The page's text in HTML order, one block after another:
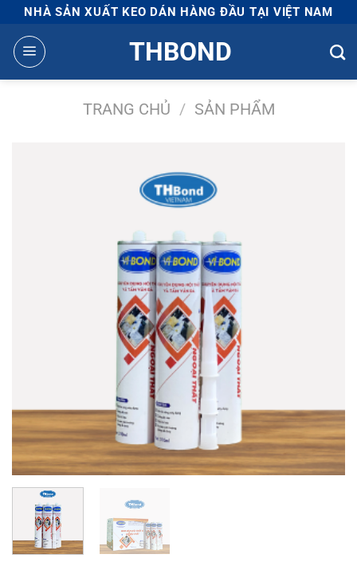
qua
nội
NHÀ SẢN XUẤT KEO DÁN HÀNG ĐẦU TẠI VIỆT NAM
THBOND
TRANG CHỦ / SẢN PHẨM